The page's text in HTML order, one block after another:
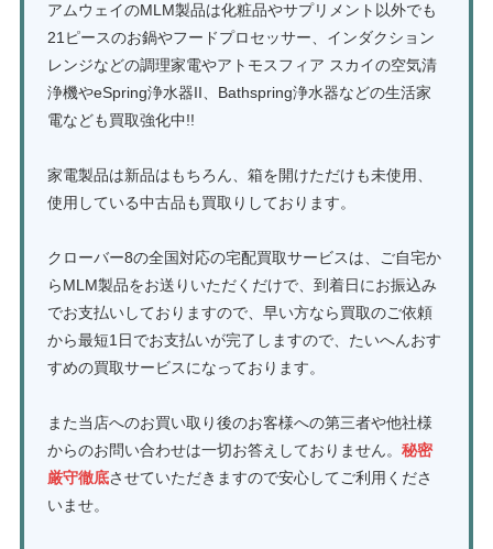
アムウェイのMLM製品は化粧品やサプリメント以外でも
21ピースのお鍋やフードプロセッサー、インダクション
レンジなどの調理家電やアトモスフィア スカイの空気清
浄機やeSpring浄水器II、Bathspring浄水器などの生活家
電なども買取強化中!!
家電製品は新品はもちろん、箱を開けただけも未使用、
使用している中古品も買取りしております。
クローバー8の全国対応の宅配買取サービスは、ご自宅か
らMLM製品をお送りいただくだけで、到着日にお振込み
でお支払いしておりますので、早い方なら買取のご依頼
から最短1日でお支払いが完了しますので、たいへんおす
すめの買取サービスになっております。
また当店へのお買い取り後のお客様への第三者や他社様
からのお問い合わせは一切お答えしておりません。 秘密
厳守徹底させていただきますので安心してご利用くださ
いませ。